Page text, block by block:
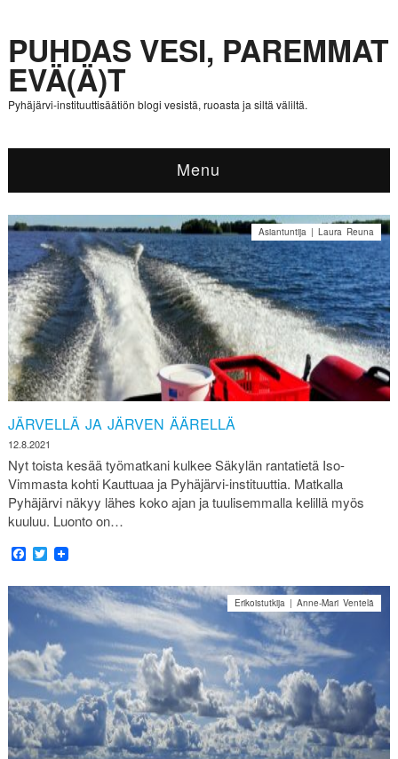
PUHDAS VESI, PAREMMAT
EVÄ(Ä)T
Pyhäjärvi-instituuttisäätiön blogi vesistä, ruoasta ja siltä väliltä.
Menu
JÄRVELLÄ JA JÄRVEN ÄÄRELLÄ
12.8.2021
Asiantuntija | Laura Reuna
Nyt toista kesää työmatkani kulkee Säkylän rantatietä Iso-
Vimmasta kohti Kauttuaa ja Pyhäjärvi-instituuttia. Matkalla
Pyhäjärvi näkyy lähes koko ajan ja tuulisemmalla kelillä myös
kuuluu. Luonto on…
Facebook
Twitter
Erikoistutkija | Anne-Mari Ventelä